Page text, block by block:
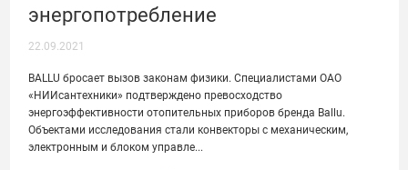
энергопотребление
22.09.2021
BALLU бросает вызов законам физики. Специалистами ОАО
«НИИсантехники» подтверждено превосходство
энергоэффективности отопительных приборов бренда Ballu.
Объектами исследования стали конвекторы с механическим,
электронным и блоком управле...